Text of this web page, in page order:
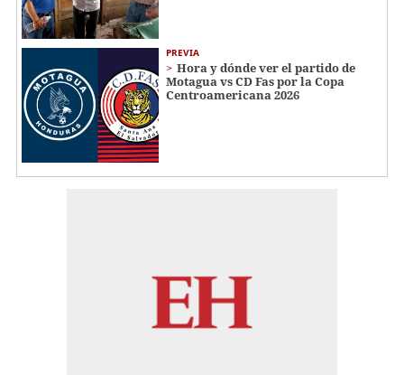
PREVIA
Hora y dónde ver el partido de
Motagua vs CD Fas por la Copa
Centroamericana 2026